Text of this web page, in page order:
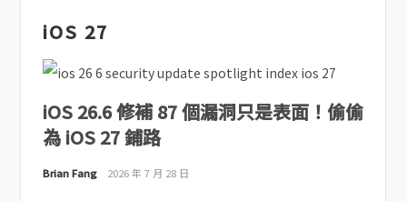
iOS 27
iOS 26.6 修補 87 個漏洞只是表面！偷偷
為 iOS 27 鋪路
Brian Fang 2026 年 7 月 28 日